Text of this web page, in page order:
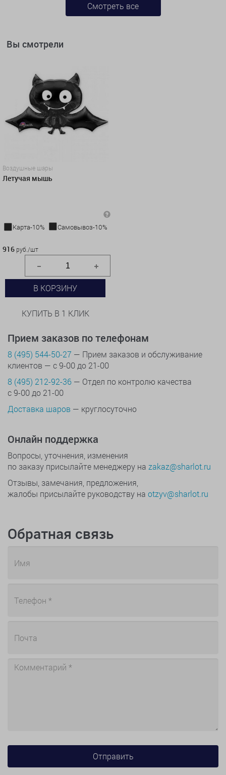
Смотреть все
Вы смотрели
Воздушные шары
Летучая мышь
Карта-10%
Самовывоз-10%
916 руб./шт
В КОРЗИНУ
КУПИТЬ В 1 КЛИК
Прием заказов по телефонам
8 (495) 544-50-27 — Прием заказов и обслуживание
клиентов — с 9-00 до 21-00
8 (495) 212-92-36 — Отдел по контролю качества
с 9-00 до 21-00
Доставка шаров — круглосуточно
Онлайн поддержка
Вопросы, уточнения, изменения
по заказу присылайте менеджеру на zakaz@sharlot.ru
Отзывы, замечания, предложения,
жалобы присылайте руководству на otzyv@sharlot.ru
Обратная связь